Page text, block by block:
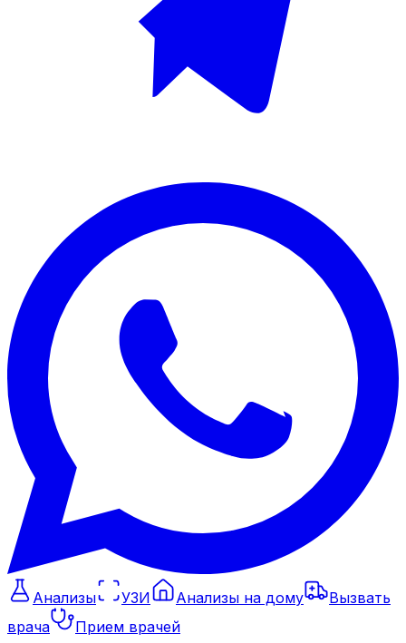
Анализы УЗИ Анализы на дому
Вызвать
врача
Прием врачей